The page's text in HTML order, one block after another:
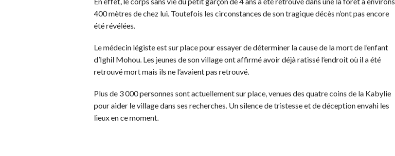
400 mètres de chez lui. Toutefois les circonstances de son tragique décès n’ont pas encore
été révélées.
Le médecin légiste est sur place pour essayer de déterminer la cause de la mort de l’enfant
d’Ighil Mohou. Les jeunes de son village ont affirmé avoir déjà ratissé l’endroit où il a été
retrouvé mort mais ils ne l’avaient pas retrouvé.
Plus de 3 000 personnes sont actuellement sur place, venues des quatre coins de la Kabylie
pour aider le village dans ses recherches. Un silence de tristesse et de déception envahi les
lieux en ce moment.